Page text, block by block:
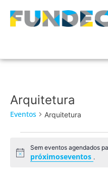
Arquitetura
Eventos Arquitetura
Aviso
Sem eventos agendados
próximoseventos .